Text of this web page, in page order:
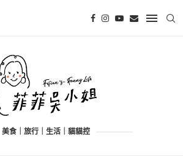
美食｜旅行｜生活｜貓貓控